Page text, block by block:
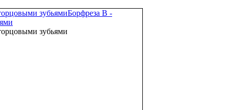
Борфреза B -